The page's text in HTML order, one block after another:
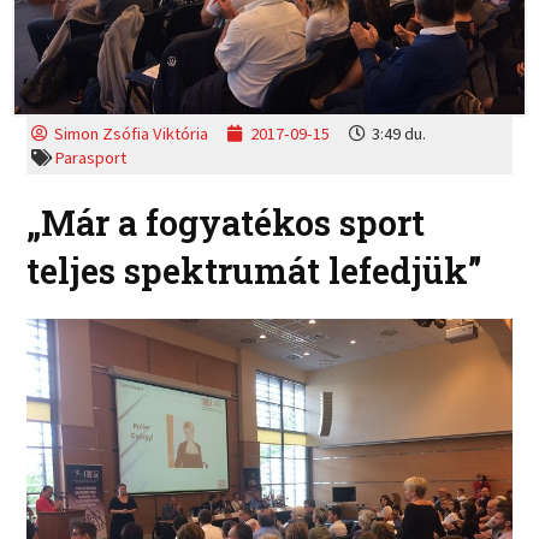
Simon Zsófia Viktória 2017-09-15
3:49 du.
Parasport
„Már a fogyatékos sport
teljes spektrumát lefedjük”